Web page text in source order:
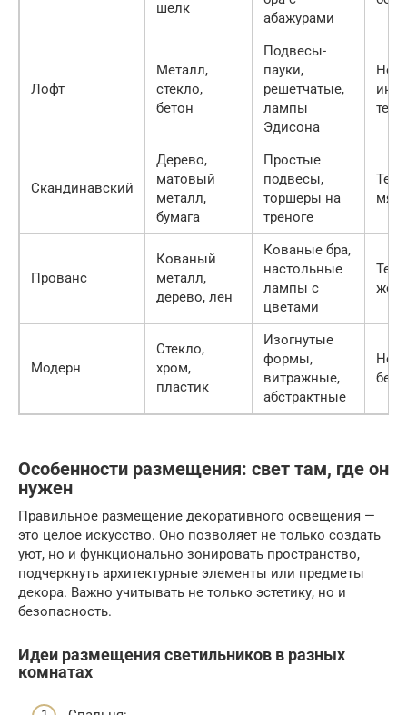
шелк
абажурами
Лофт
Металл,
стекло,
бетон
Подвесы-
пауки,
решетчатые,
лампы
Эдисона
Скандинавский
Дерево,
матовый
металл,
бумага
Простые
подвесы,
торшеры на
треноге
Прованс
Кованый
металл,
дерево, лен
Кованые бра,
настольные
лампы с
цветами
Модерн
Стекло,
хром,
пластик
Изогнутые
формы,
витражные,
абстрактные
Особенности размещения: свет там, где он
нужен
Правильное размещение декоративного освещения —
это целое искусство. Оно позволяет не только создать
уют, но и функционально зонировать пространство,
подчеркнуть архитектурные элементы или предметы
декора. Важно учитывать не только эстетику, но и
безопасность.
Идеи размещения светильников в разных
комнатах